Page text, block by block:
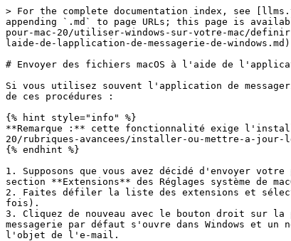
> For the complete documentation index, see
appending `.md` to page URLs; this page is
pour-mac-20/utiliser-windows-sur-votre-mac/definir-
laide-de-lapplication-de-messagerie-de-
# Envoyer des fichiers macOS à l'aide de
Si vous utilisez souvent l'application de
de ces procédures :
{% hint style="info" %}
**Remarque :** cette fonctionnalité exige
20/rubriques-avancees/installer-ou-mettre-a-
{% endhint %}
1. Supposons que vous avez décidé d'envoyer
section **Extensions** des Réglages système de
2. Faites défiler la liste des extensions et
fois).
3. Cliquez de nouveau avec le bouton droit sur la
messagerie par défaut s'ouvre dans Windows et
l'objet de l'e-mail.